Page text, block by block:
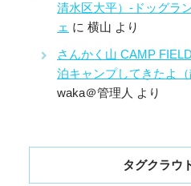
清水区大平）-ドッグラ
ェ に 横山 より
さんかく山 CAMP
泊キャンプしてきたよ（
waka＠管理人 より
タグクラウ